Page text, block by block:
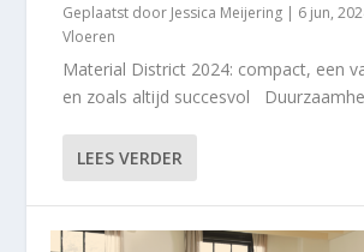
Geplaatst door Jessica Meijering | 6 jun,
Vloeren
Material District 2024: compact, een
en zoals altijd succesvol
LEES VERDER